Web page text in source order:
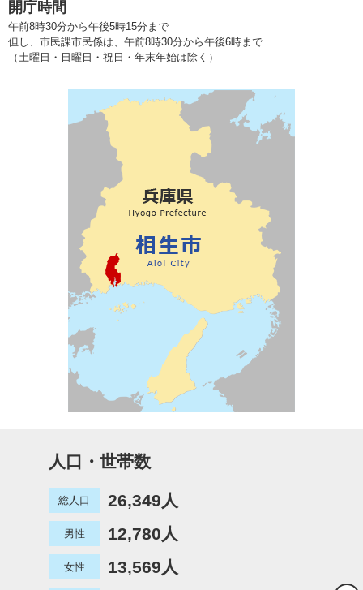
開庁時間
午前8時30分から午後5時15分まで
但し、市民課市民係は、午前8時30分から午後6時まで
（土曜日・日曜日・祝日・年末年始は除く）
人口・世帯数
総人口 26,349人
男性 12,780人
女性 13,569人